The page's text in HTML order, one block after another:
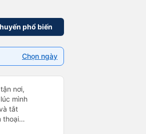
phổ biến
Chọn ngày
nơi,
mình
tắt
thoại
thoại